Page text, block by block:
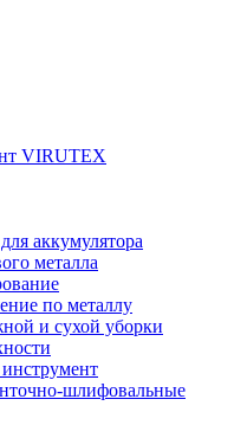
VIRUTEX
аккумулятора
металла
по металлу
и сухой уборки
шлифовальные